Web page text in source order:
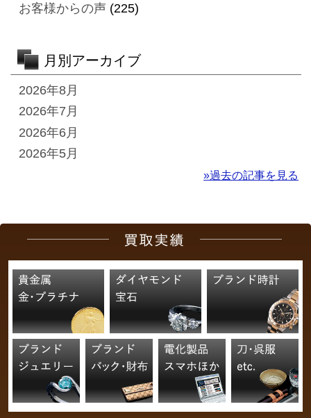
お客様からの声(225)
月別アーカイブ
2026年8月
2026年7月
2026年6月
2026年5月
»過去の記事を見る